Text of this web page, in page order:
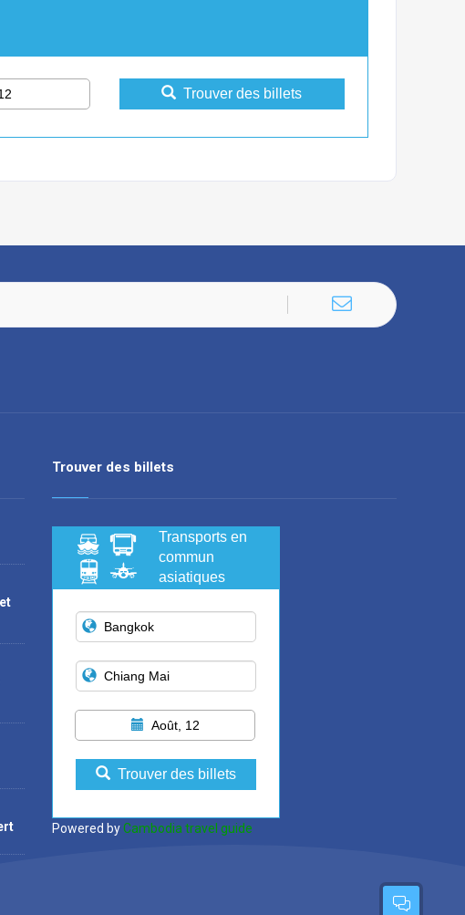
Trouver des billets
Trouver des billets
Transports en
commun
asiatiques
Août, 12
Trouver des billets
Powered byCambodia travel guide